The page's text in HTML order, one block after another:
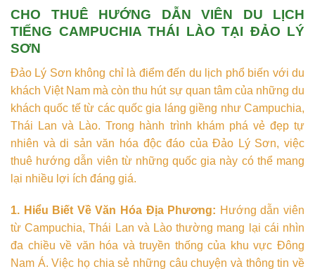
CHO THUÊ HƯỚNG DẪN VIÊN DU LỊCH
TIẾNG CAMPUCHIA THÁI LÀO TẠI ĐẢO LÝ
SƠN
Đảo Lý Sơn không chỉ là điểm đến du lịch phổ biến với du
khách Việt Nam mà còn thu hút sự quan tâm của những du
khách quốc tế từ các quốc gia láng giềng như Campuchia,
Thái Lan và Lào. Trong hành trình khám phá vẻ đẹp tự
nhiên và di sản văn hóa độc đáo của Đảo Lý Sơn, việc
thuê hướng dẫn viên từ những quốc gia này có thể mang
lại nhiều lợi ích đáng giá.
1. Hiểu Biết Về Văn Hóa Địa Phương: Hướng dẫn viên
từ Campuchia, Thái Lan và Lào thường mang lại cái nhìn
đa chiều về văn hóa và truyền thống của khu vực Đông
Nam Á. Việc họ chia sẻ những câu chuyện và thông tin về